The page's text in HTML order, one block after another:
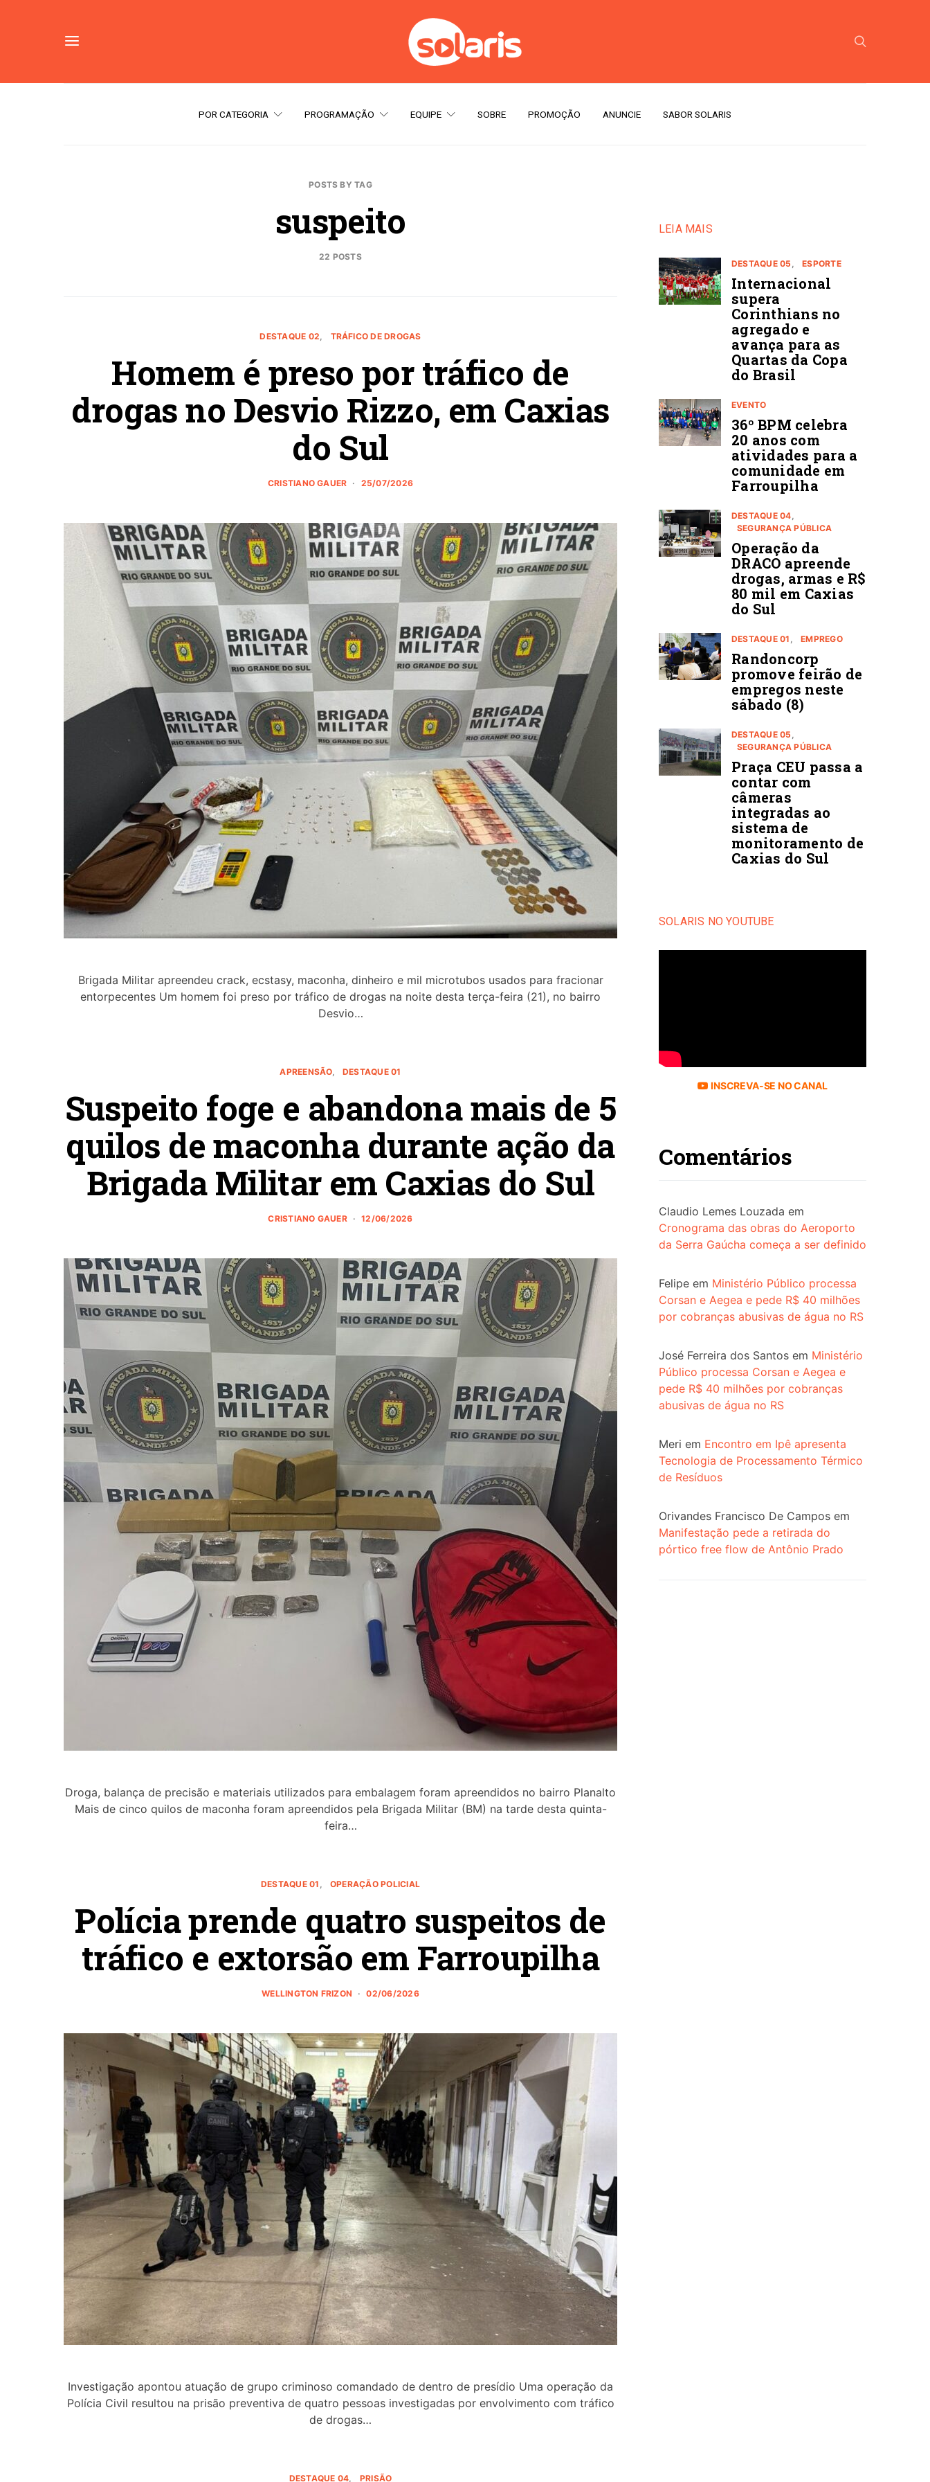
POR CATEGORIA PROGRAMAÇÃO EQUIPE SOBRE PROMOÇÃO ANUNCIE SABOR SOLARIS
POSTS BY TAG
suspeito
22 POSTS
DESTAQUE 02 TRÁFICO DE DROGAS
Homem é preso por tráfico de
drogas no Desvio Rizzo, em Caxias
do Sul
CRISTIANO GAUER 25/07/2026
Brigada Militar apreendeu crack, ecstasy, maconha, dinheiro e mil microtubos usados para fracionar
entorpecentes Um homem foi preso por tráfico de drogas na noite desta terça-feira (21), no bairro
Desvio…
APREENSÃO DESTAQUE 01
Suspeito foge e abandona mais de 5
quilos de maconha durante ação da
Brigada Militar em Caxias do Sul
CRISTIANO GAUER 12/06/2026
Droga, balança de precisão e materiais utilizados para embalagem foram apreendidos no bairro Planalto
Mais de cinco quilos de maconha foram apreendidos pela Brigada Militar (BM) na tarde desta quinta-
feira…
DESTAQUE 01 OPERAÇÃO POLICIAL
Polícia prende quatro suspeitos de
tráfico e extorsão em Farroupilha
WELLINGTON FRIZON 02/06/2026
Investigação apontou atuação de grupo criminoso comandado de dentro de presídio Uma operação da
Polícia Civil resultou na prisão preventiva de quatro pessoas investigadas por envolvimento com tráfico
de drogas…
DESTAQUE 04 PRISÃO
LEIA MAIS
DESTAQUE 05 ESPORTE
Internacional
supera
Corinthians no
agregado e
avança para as
Quartas da Copa
do Brasil
EVENTO
36º BPM celebra
20 anos com
atividades para a
comunidade em
Farroupilha
DESTAQUE 04
SEGURANÇA PÚBLICA
Operação da
DRACO apreende
drogas, armas e R$
80 mil em Caxias
do Sul
DESTAQUE 01 EMPREGO
Randoncorp
promove feirão de
empregos neste
sábado (8)
DESTAQUE 05
SEGURANÇA PÚBLICA
Praça CEU passa a
contar com
câmeras
integradas ao
sistema de
monitoramento de
Caxias do Sul
SOLARIS NO YOUTUBE
INSCREVA-SE NO CANAL
Comentários
Claudio Lemes Louzada em
Cronograma das obras do Aeroporto
da Serra Gaúcha começa a ser definido
Felipe em Ministério Público processa
Corsan e Aegea e pede R$ 40 milhões
por cobranças abusivas de água no RS
José Ferreira dos Santos em Ministério
Público processa Corsan e Aegea e
pede R$ 40 milhões por cobranças
abusivas de água no RS
Meri em Encontro em Ipê apresenta
Tecnologia de Processamento Térmico
de Resíduos
Orivandes Francisco De Campos em
Manifestação pede a retirada do
pórtico free flow de Antônio Prado